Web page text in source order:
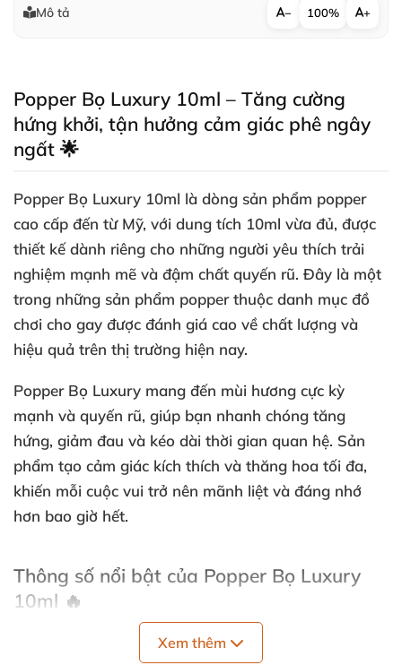
Mô tả − 100% +
Popper Bọ Luxury 10ml – Tăng cường
hứng khởi, tận hưởng cảm giác phê ngây
ngất 🌟
Popper Bọ Luxury 10ml là dòng sản phẩm popper
cao cấp đến từ Mỹ, với dung tích 10ml vừa đủ, được
thiết kế dành riêng cho những người yêu thích trải
nghiệm mạnh mẽ và đậm chất quyến rũ. Đây là một
trong những sản phẩm popper thuộc danh mục đồ
chơi cho gay được đánh giá cao về chất lượng và
hiệu quả trên thị trường hiện nay.
Popper Bọ Luxury mang đến mùi hương cực kỳ
mạnh và quyến rũ, giúp bạn nhanh chóng tăng
hứng, giảm đau và kéo dài thời gian quan hệ. Sản
phẩm tạo cảm giác kích thích và thăng hoa tối đa,
khiến mỗi cuộc vui trở nên mãnh liệt và đáng nhớ
hơn bao giờ hết.
Thông số nổi bật của Popper Bọ Luxury
10ml 🔥
Dung tích: 10ml, thiết kế nhỏ gọn tiện lợi cho việc
Xem thêm